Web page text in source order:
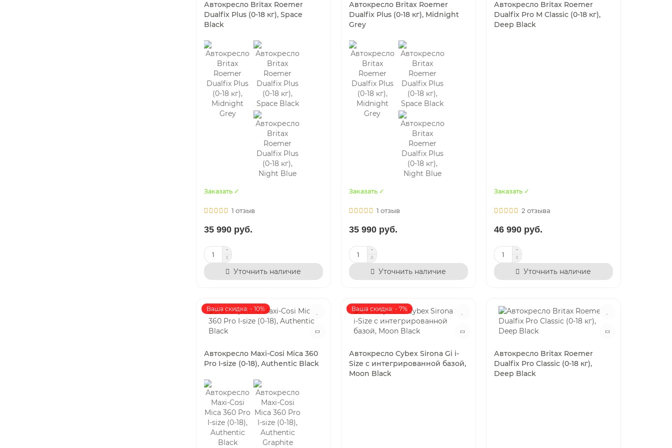
Автокресло Britax Roemer
Dualfix Plus (0-18 кг), Space
Black
Заказать ✓
1 отзыв
35 990 руб.
Уточнить наличие
Автокресло Britax Roemer
Dualfix Plus (0-18 кг), Midnight
Grey
Заказать ✓
1 отзыв
35 990 руб.
Уточнить наличие
Автокресло Britax Roemer
Dualfix Pro M Classic (0-18 кг),
Deep Black
Заказать ✓
2 отзыва
46 990 руб.
Уточнить наличие
Ваша скидка: - 10%
Автокресло Maxi-Cosi Mica 360
Pro I-size (0-18), Authentic Black
Ваша скидка: - 7%
Автокресло Cybex Sirona Gi i-
Size с интегрированной базой,
Moon Black
Автокресло Britax Roemer
Dualfix Pro Classic (0-18 кг),
Deep Black